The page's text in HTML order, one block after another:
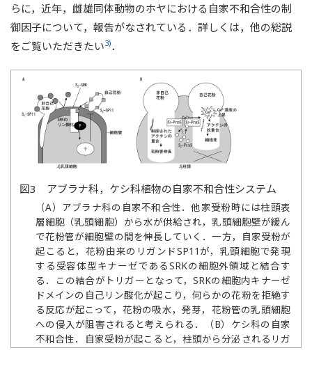
らに，近年，雌雄同体動物のホヤにおける自家不和合性の制
御因子について，報告がなされている．詳しくは，他の総説
をご覧いただきたい3)．
図3 アブラナ科，ケシ科植物の自家不和合性システム
（A）アブラナ科の自家不和合性．他家受粉時には柱頭表
層細胞（乳頭細胞）から水が供給され，乳頭細胞壁が緩ん
で花粉管が細胞壁の間を伸長していく．一方，自家受粉が
起こると，花粉由来のリガンドSP11が，乳頭細胞で発現
する受容体型キナーゼであるSRKの細胞外領域と結合す
る．この結合がトリガーとなって，SRKの細胞内キナーゼ
ドメインの自己リン酸化が起こり，何らかの花粉を拒絶す
る反応が起こって，花粉の吸水，発芽，花粉管の乳頭細胞
への侵入が阻害されると考えられる．（B）ケシ科の自家
不和合性．自家受粉が起こると，柱頭から分泌されるリガ